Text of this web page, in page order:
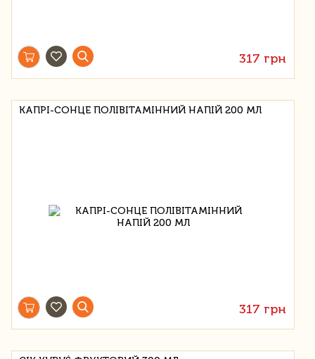
317 грн
КАПРІ-СОНЦЕ ПОЛІВІТАМІННИЙ НАПІЙ 200 МЛ
317 грн